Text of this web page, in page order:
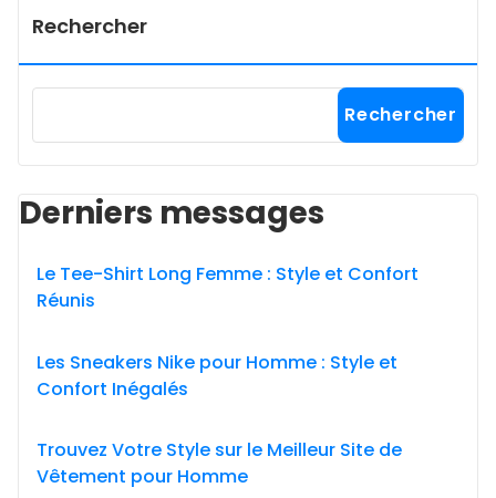
Rechercher
Rechercher
Derniers messages
Le Tee-Shirt Long Femme : Style et Confort
Réunis
Les Sneakers Nike pour Homme : Style et
Confort Inégalés
Trouvez Votre Style sur le Meilleur Site de
Vêtement pour Homme